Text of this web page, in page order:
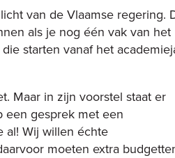
van de Vlaamse regering.
als je nog één vak van het
starten vanaf het
Maar in zijn voorstel staat er
een gesprek met een
al! Wij willen échte
moeten extra